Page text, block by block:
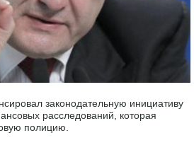
законодательную инициативу
расследований, которая
полицию.